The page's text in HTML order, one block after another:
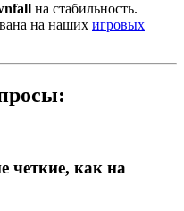
на стабильность.
на наших игровых
четкие, как на